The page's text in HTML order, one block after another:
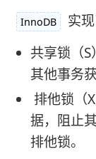
InnoDB
实
共享锁（
其他事务
排他锁（
据，阻止
排他锁。